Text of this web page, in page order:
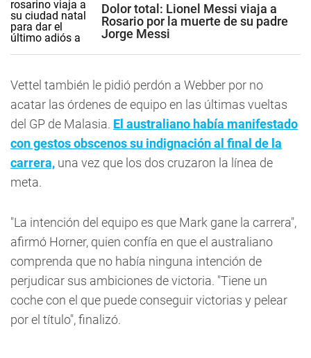
Dolor total: Lionel Messi viaja a
Rosario por la muerte de su padre
Jorge Messi
Vettel también le pidió perdón a Webber por no
acatar las órdenes de equipo en las últimas vueltas
del GP de Malasia. El australiano había manifestado
con gestos obscenos su indignación al final de la
carrera, una vez que los dos cruzaron la línea de
meta.
"La intención del equipo es que Mark gane la carrera",
afirmó Horner, quien confía en que el australiano
comprenda que no había ninguna intención de
perjudicar sus ambiciones de victoria. "Tiene un
coche con el que puede conseguir victorias y pelear
por el título", finalizó.